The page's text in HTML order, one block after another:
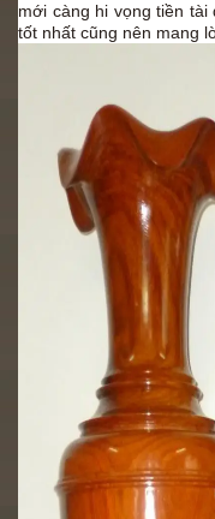
mới càng hi vọng tiền
tốt nhất cũng nên mang